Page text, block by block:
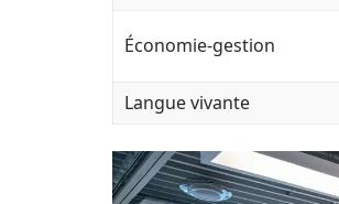
Économie-gestion
Langue vivante